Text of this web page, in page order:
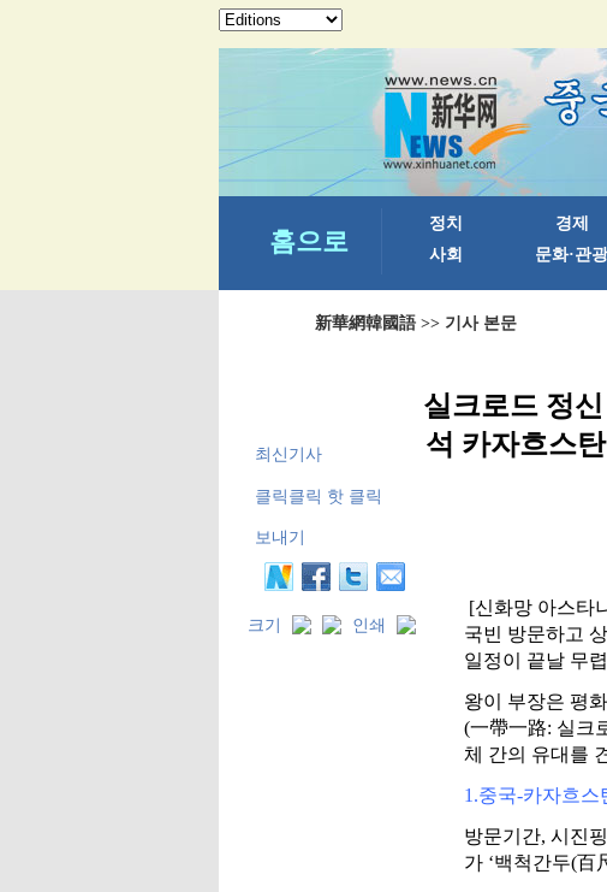
新華網韓國語 >> 기사 본문
실크로드 정
석 카자흐스
최신기사
클릭클릭 핫 클릭
보내기
크기 인쇄
[신화망 아스타
국빈 방문하고
일정이 끝날 무
왕이 부장은 평
(一帶一路: 실크
체 간의 유대를
1.중국-카자흐
방문기간, 시진
가 ‘백척간두(百